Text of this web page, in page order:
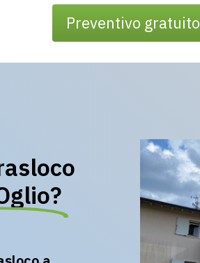
Preventivo gratuito